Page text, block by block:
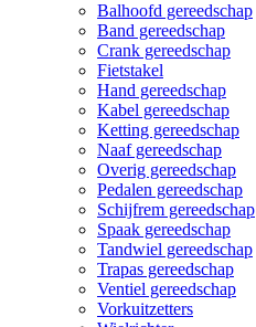
Balhoofd gereedschap
Band gereedschap
Crank gereedschap
Fietstakel
Hand gereedschap
Kabel gereedschap
Ketting gereedschap
Naaf gereedschap
Overig gereedschap
Pedalen gereedschap
Schijfrem gereedschap
Spaak gereedschap
Tandwiel gereedschap
Trapas gereedschap
Ventiel gereedschap
Vorkuitzetters